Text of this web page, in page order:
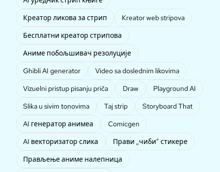
Креатор ликова за стрип
Kreator web stripova
Бесплатни креатор стрипова
Аниме побољшивач резолуције
Ghibli AI generator
Video sa doslednim likovima
Vizuelni pristup pisanju priča
Draw
Playground AI
Slika u sivim tonovima
Taj strip
Storyboard That
AI генератор анимеа
Comicgen
AI векторизатор слика
Прави „чиби” стикере
Прављење аниме налепница